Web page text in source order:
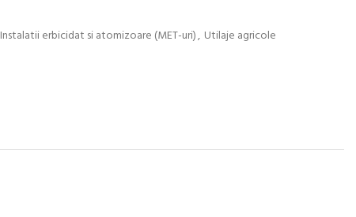
Instalatii erbicidat si atomizoare (MET-uri), Utilaje agricole